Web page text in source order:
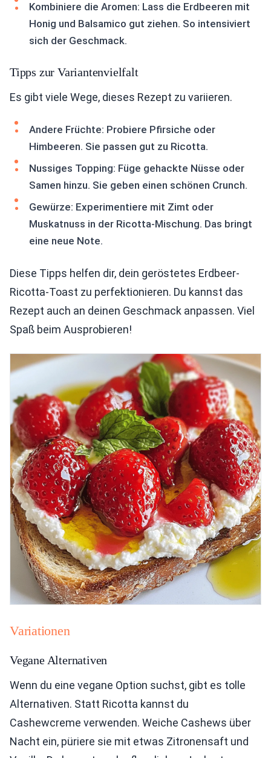
Kombiniere die Aromen: Lass die Erdbeeren mit
Honig und Balsamico gut ziehen. So intensiviert
sich der Geschmack.
Tipps zur Variantenvielfalt
Es gibt viele Wege, dieses Rezept zu variieren.
Andere Früchte: Probiere Pfirsiche oder
Himbeeren. Sie passen gut zu Ricotta.
Nussiges Topping: Füge gehackte Nüsse oder
Samen hinzu. Sie geben einen schönen Crunch.
Gewürze: Experimentiere mit Zimt oder
Muskatnuss in der Ricotta-Mischung. Das bringt
eine neue Note.
Diese Tipps helfen dir, dein geröstetes Erdbeer-
Ricotta-Toast zu perfektionieren. Du kannst das
Rezept auch an deinen Geschmack anpassen. Viel
Spaß beim Ausprobieren!
Variationen
Vegane Alternativen
Wenn du eine vegane Option suchst, gibt es tolle
Alternativen. Statt Ricotta kannst du
Cashewcreme verwenden. Weiche Cashews über
Nacht ein, püriere sie mit etwas Zitronensaft und